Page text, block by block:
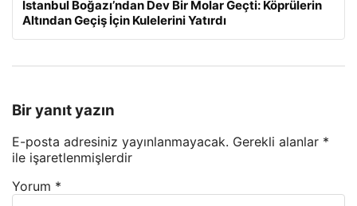
İstanbul Boğazı’ndan Dev Bir Molar Geçti: Köprülerin
Altından Geçiş İçin Kulelerini Yatırdı
Bir yanıt yazın
E-posta adresiniz yayınlanmayacak. Gerekli alanlar *
ile işaretlenmişlerdir
Yorum *